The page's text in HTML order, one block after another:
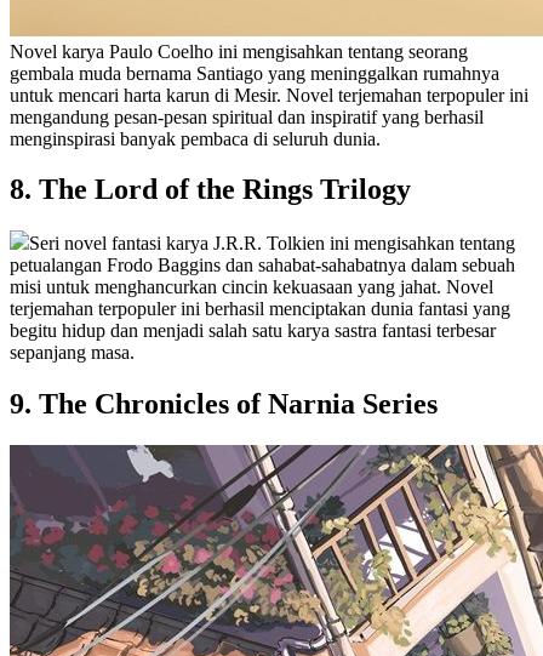
Novel karya Paulo Coelho ini mengisahkan tentang seorang
gembala muda bernama Santiago yang meninggalkan rumahnya
untuk mencari harta karun di Mesir. Novel terjemahan terpopuler ini
mengandung pesan-pesan spiritual dan inspiratif yang berhasil
menginspirasi banyak pembaca di seluruh dunia.
8. The Lord of the Rings Trilogy
Seri novel fantasi karya J.R.R. Tolkien ini mengisahkan tentang
petualangan Frodo Baggins dan sahabat-sahabatnya dalam sebuah
misi untuk menghancurkan cincin kekuasaan yang jahat. Novel
terjemahan terpopuler ini berhasil menciptakan dunia fantasi yang
begitu hidup dan menjadi salah satu karya sastra fantasi terbesar
sepanjang masa.
9. The Chronicles of Narnia Series